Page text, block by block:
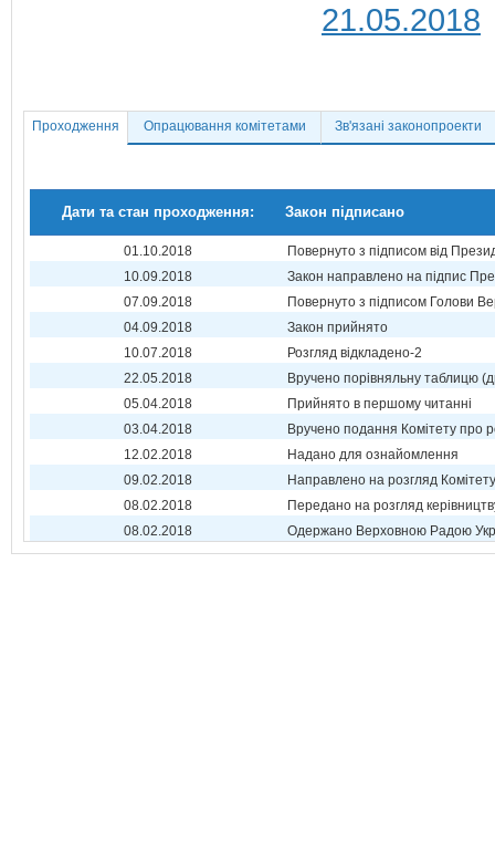
21.05.2018
Проходження Опрацювання комітетами Зв'язані законопроекти
Дати та стан проходження: Закон підписано
01.10.2018
Повернуто з підписом від
10.09.2018
Закон направлено на підпис
07.09.2018
Повернуто з підписом Голови
04.09.2018
Закон прийнято
10.07.2018
Розгляд відкладено-2
22.05.2018
Вручено порівняльну таблицю
05.04.2018
Прийнято в першому читанні
03.04.2018
Вручено подання Комітету про
12.02.2018
Надано для ознайомлення
09.02.2018
Направлено на розгляд Комітету
08.02.2018
Передано на розгляд
08.02.2018
Одержано Верховною Радою